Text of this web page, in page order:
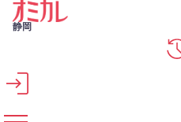
メインコンテンツへスキップ
静岡